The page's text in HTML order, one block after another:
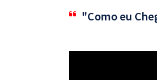
"Como eu